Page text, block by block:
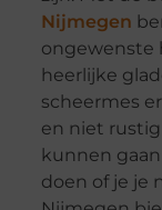
Nijmegen
ongewenste
heerlijke
scheermes
en niet
kunnen
doen of je je